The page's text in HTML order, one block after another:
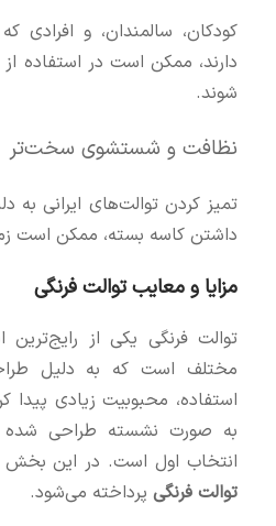
کودکان، سالمندان، و افرادی
دارند، ممکن است در استفاده
شوند.
نظافت و شستشوی سخت‌تر
تمیز کردن توالت‌های ایرانی به
داشتن کاسه بسته، ممکن است
مزایا و معایب توالت فرنگی
توالت فرنگی یکی از رایج‌ترین
مختلف است که به دلیل
استفاده، محبوبیت زیادی پیدا
به صورت نشسته طراحی شده و
انتخاب اول است. در این
توالت فرنگی پرداخته می‌شود.